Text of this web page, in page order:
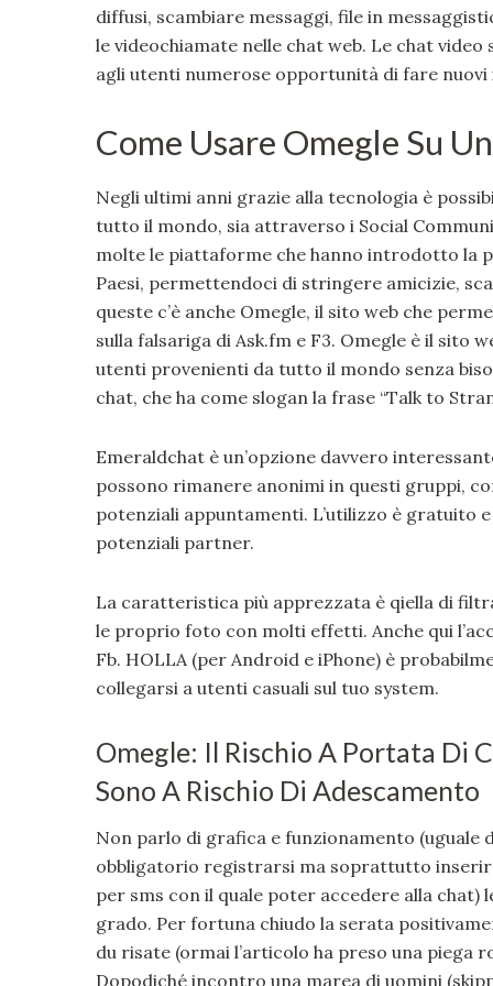
diffusi, scambiare messaggi, file in
le videochiamate nelle chat web. Le chat
agli utenti numerose opportunità di fare
Come Usare Omegle Su
Negli ultimi anni grazie alla tecnologia è
tutto il mondo, sia attraverso i Social
molte le piattaforme che hanno introdotto la
Paesi, permettendoci di stringere amicizie,
queste c’è anche Omegle, il sito web che
sulla falsariga di Ask.fm e F3. Omegle è il sito
utenti provenienti da tutto il mondo senza
chat, che ha come slogan la frase “Talk to
Emeraldchat è un’opzione davvero
possono rimanere anonimi in questi gruppi,
potenziali appuntamenti. L’utilizzo è gratuito
potenziali partner.
La caratteristica più apprezzata è qiella di
le proprio foto con molti effetti. Anche qui
Fb. HOLLA (per Android e iPhone) è
collegarsi a utenti casuali sul tuo system.
Omegle: Il Rischio A Portata Di
Sono A Rischio Di Adescamento
Non parlo di grafica e funzionamento (uguale
obbligatorio registrarsi ma soprattutto
per sms con il quale poter accedere alla
grado. Per fortuna chiudo la serata
du risate (ormai l’articolo ha preso una piega
Dopodiché incontro una marea di uomini